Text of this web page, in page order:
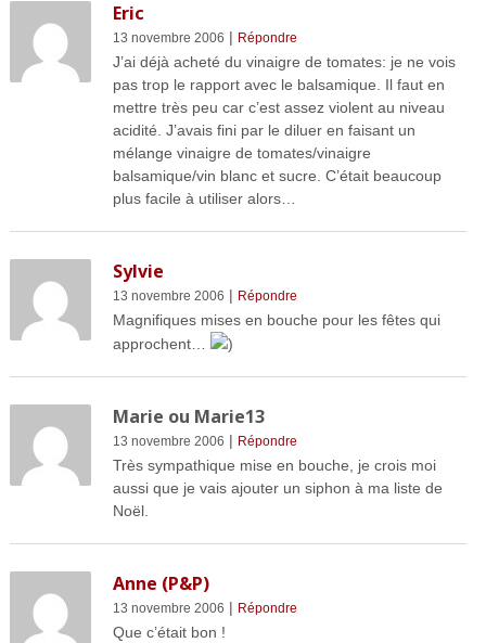
Eric
13 novembre 2006 | Répondre
J’ai déjà acheté du vinaigre de tomates: je ne vois
pas trop le rapport avec le balsamique. Il faut en
mettre très peu car c’est assez violent au niveau
acidité. J’avais fini par le diluer en faisant un
mélange vinaigre de tomates/vinaigre
balsamique/vin blanc et sucre. C’était beaucoup
plus facile à utiliser alors…
Sylvie
13 novembre 2006 | Répondre
Magnifiques mises en bouche pour les fêtes qui
approchent…
)
Marie ou Marie13
13 novembre 2006 | Répondre
Très sympathique mise en bouche, je crois moi
aussi que je vais ajouter un siphon à ma liste de
Noël.
Anne (P&P)
13 novembre 2006 | Répondre
Que c’était bon !